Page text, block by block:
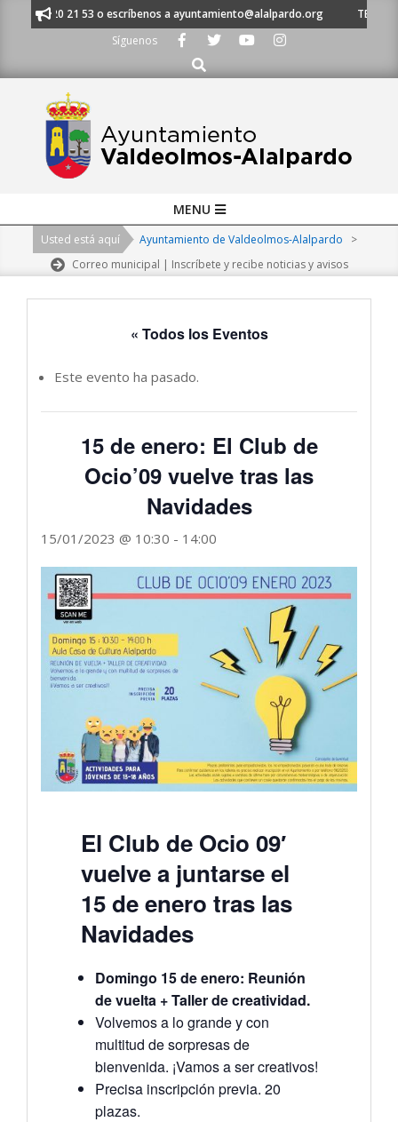
al 91 620 21 53 o escríbenos a ayuntamiento@alalpardo.org
TE
Síguenos
Buscar
Navigation
MENU
Usted está aquí Ayuntamiento de Valdeolmos-Alalpardo
>
Correo municipal | Inscríbete y recibe noticias y avisos
« Todos los Eventos
Este evento ha pasado.
15 de enero: El Club de
Ocio’09 vuelve tras las
Navidades
15/01/2023 @ 10:30 - 14:00
El Club de Ocio 09′
vuelve a juntarse el
15 de enero tras las
Navidades
Domingo 15 de enero: Reunión
de vuelta + Taller de creatividad.
Volvemos a lo grande y con
multitud de sorpresas de
bienvenida. ¡Vamos a ser creativos!
Precisa inscripción previa. 20
plazas.